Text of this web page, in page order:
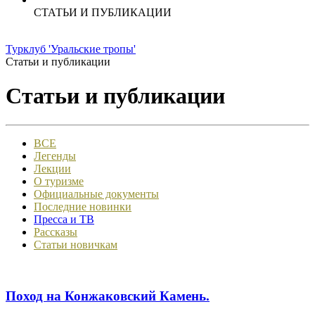
СТАТЬИ И ПУБЛИКАЦИИ
Турклуб 'Уральские тропы'
Статьи и публикации
Статьи и публикации
ВСЕ
Легенды
Лекции
О туризме
Официальные документы
Последние новинки
Пресса и ТВ
Рассказы
Статьи новичкам
Поход на Конжаковский Камень.